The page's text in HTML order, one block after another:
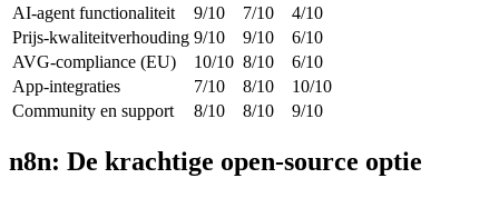
AI-agent functionaliteit
9/10 7/10
4/10
Prijs-kwaliteitverhouding 9/10 9/10
6/10
AVG-compliance (EU)
10/10 8/10
6/10
App-integraties
7/10 8/10
10/10
Community en support
8/10 8/10 9/10
n8n: De krachtige open-source optie